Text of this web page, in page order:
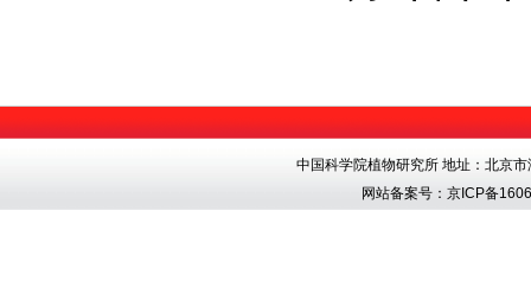
中国科学院植物研究所 地址：北京
网站备案号：京ICP备